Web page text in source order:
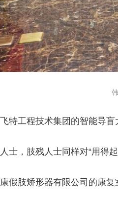
韩世
工程技术集团的智能导盲
，肢残人士同样对“用得起
肢矫形器有限公司的康复